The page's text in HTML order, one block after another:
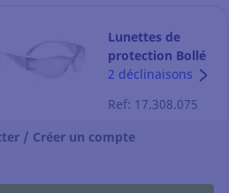
Lunettes de
protection Bollé
BL30 - Pssbl30-
la paire
2 déclinaisons
Ref: 17.308.075
/ Créer un compte